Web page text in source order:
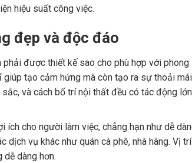
hiệu suất công việc.
đẹp và độc đáo
phải được thiết kế sao cho phù hợp với phong
giúp tạo cảm hứng mà còn tạo ra sự thoải mái
và cách bố trí nội thất đều có tác động lớn
cho người làm việc, chẳng hạn như dễ
dịch vụ khác như quán cà phê, nhà hàng. Vị trí
dàng hơn.